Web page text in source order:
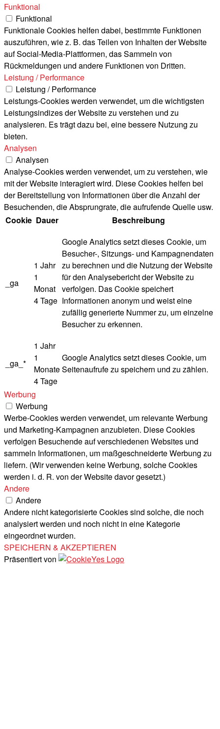
Funktional
Funktional
Funktionale Cookies helfen dabei, bestimmte Funktionen
auszuführen, wie z. B. das Teilen von Inhalten der Website
auf Social-Media-Plattformen, das Sammeln von
Rückmeldungen und andere Funktionen von Dritten.
Leistung / Performance
Leistung / Performance
Leistungs-Cookies werden verwendet, um die wichtigsten
Leistungsindizes der Website zu verstehen und zu
analysieren. Es trägt dazu bei, eine bessere Nutzung zu
bieten.
Analysen
Analysen
Analyse-Cookies werden verwendet, um zu verstehen, wie
mit der Website interagiert wird. Diese Cookies helfen bei
der Bereitstellung von Informationen über die Anzahl der
Besuchenden, die Absprungrate, die aufrufende Quelle usw.
Cookie Dauer Beschreibung
_ga
1 Jahr
1
Monat
4 Tage
Google Analytics setzt dieses Cookie, um
Besucher-, Sitzungs- und Kampagnendaten
zu berechnen und die Nutzung der Website
für den Analysebericht der Website zu
verfolgen. Das Cookie speichert
Informationen anonym und weist eine
zufällig generierte Nummer zu, um einzelne
Besucher zu erkennen.
_ga_*
1 Jahr
1
Monate
4 Tage
Google Analytics setzt dieses Cookie, um
Seitenaufrufe zu speichern und zu zählen.
Werbung
Werbung
Werbe-Cookies werden verwendet, um relevante Werbung
und Marketing-Kampagnen anzubieten. Diese Cookies
verfolgen Besuchende auf verschiedenen Websites und
sammeln Informationen, um maßgeschneiderte Werbung zu
liefern. (Wir verwenden keine Werbung, solche Cookies
werden i. d. R. von der Website davor gesetzt.)
Andere
Andere
Andere nicht kategorisierte Cookies sind solche, die noch
analysiert werden und noch nicht in eine Kategorie
eingeordnet wurden.
SPEICHERN & AKZEPTIEREN
Präsentiert von